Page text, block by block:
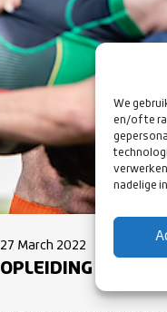
We
en/of te
nadelige
27 March 2022
OPLEIDING